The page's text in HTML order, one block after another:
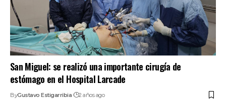
San Miguel: se realizó una importante cirugía de
estómago en el Hospital Larcade
ByGustavo Estigarribia 2 años ago